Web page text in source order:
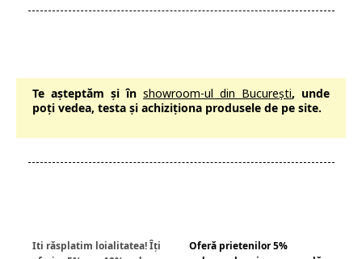
Te așteptăm și în showroom-ul din București, unde
poți vedea, testa și achiziționa produsele de pe site.
Iti răsplatim loialitatea! Îți
Oferă prietenilor 5%